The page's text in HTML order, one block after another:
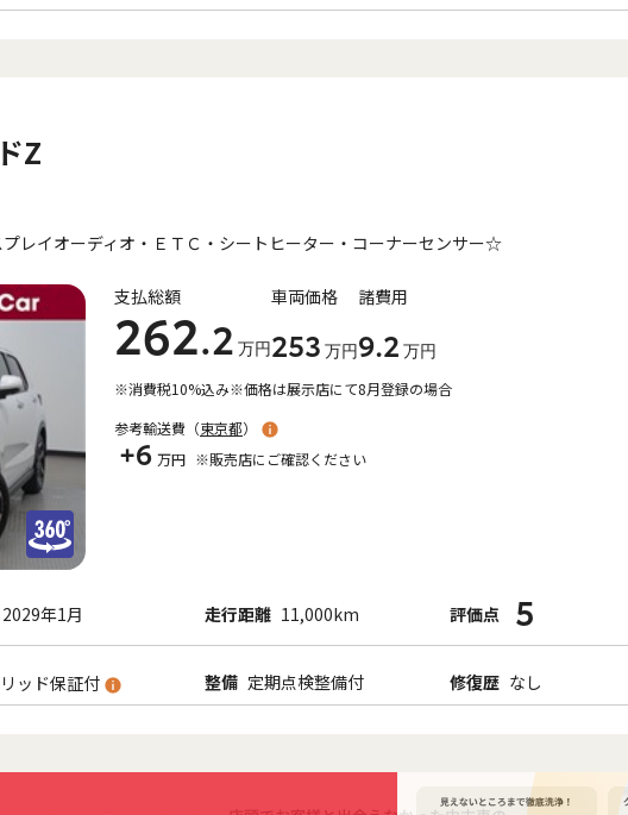
Z
レイオーディオ・ＥＴＣ・シートヒーター・コーナーセンサー☆
支払総額
262.2 万円
車両価格
253 万円
諸費用
9.2 万円
※消費税10%込み※価格は展示店にて8月登録の場合
参考輸送費（東京都）
+6 万円 ※販売店にご確認ください
2029年1月 走行距離 11,000km 評価点 5
ッド保証付 整備 定期点検整備付 修復歴 なし